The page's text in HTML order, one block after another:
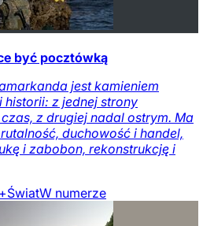
być pocztówką
jest kamieniem
z jednej strony
z drugiej nadal ostrym. Ma
duchowość i handel,
i zabobon, rekonstrukcję i
ŚwiatW numerze